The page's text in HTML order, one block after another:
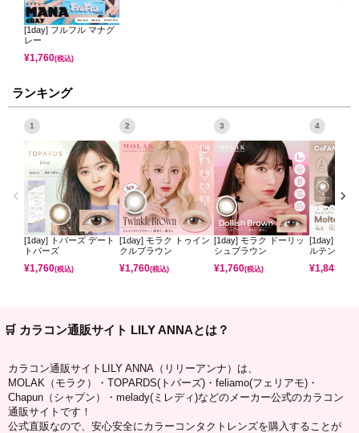
[1day] フルフル マナグ
レー
¥1,760(税込)
ランキング
1
[1day] トパーズ デート
トパーズ
¥1,760(税込)
2
[1day] モラク トゥイン
クルブラウン
¥1,760(税込)
3
[1day] モラク ドーリッ
シュブラウン
¥1,760(税込)
4
[1day] コフ
ルテンパフ
¥1,848
🛒 カラコン通販サイト LILY ANNAとは？
カラコン通販サイトLILY ANNA（リリーアンナ）は、
MOLAK（モラク）・TOPARDS(トパーズ)・feliamo(フェリアモ)・
Chapun（シャプン）・melady(ミレディ)などのメーカー公式のカラコン
通販サイトです！
公式直販なので、安心安全にカラーコンタクトレンズを購入することが